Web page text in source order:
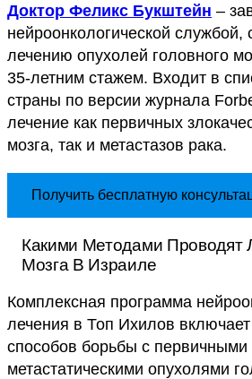
Доктор Феликс Букштейн –
нейроонкологической службой,
лечению опухолей головного
35-летним стажем. Входит в
страны по версии журнала
лечение как первичных
мозга, так и метастазов рака.
Получить бесплатную
Какими Методами Проводят
Мозга В Израиле
Комплексная программа
лечения в Топ Ихилов
способов борьбы с первичными
метастатическими опухолями